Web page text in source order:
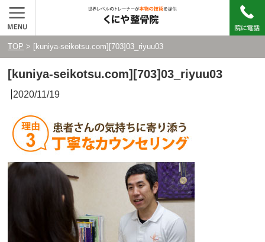
TOP > [kuniya-seikotsu.com][703]03_riyuu03
[kuniya-seikotsu.com][703]03_riyuu03
2020/11/19